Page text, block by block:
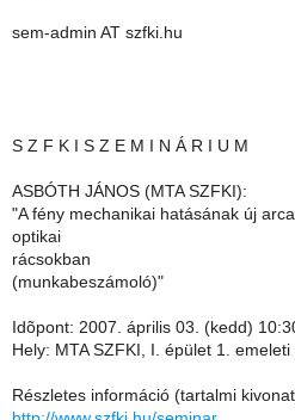
sem-admin AT szfki.hu
S Z F K I S Z E M I N Á R I U M
ASBÓTH JÁNOS (MTA SZFKI):
"A fény mechanikai hatásának új
optikai
rácsokban
(munkabeszámoló)"
Idõpont: 2007. április 03. (kedd)
Hely: MTA SZFKI, I. épület 1. emeleti
Részletes információ (tartalmi